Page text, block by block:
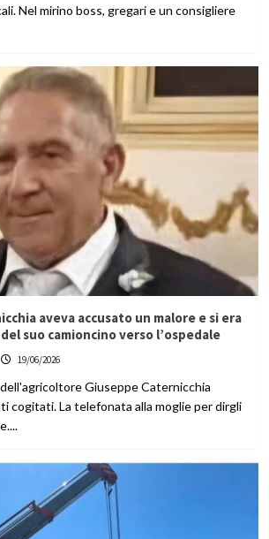
Nel mirino boss, gregari e un consigliere
aveva accusato un malore e si era
suo camioncino verso l’ospedale
19/06/2026
Giuseppe Caternicchia
cogitati. La telefonata alla moglie per dirgli